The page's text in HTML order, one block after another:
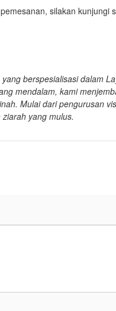
silakan kunjungi
berspesialisasi dalam
mendalam, kami
Mulai dari pengurusan
yang mulus.